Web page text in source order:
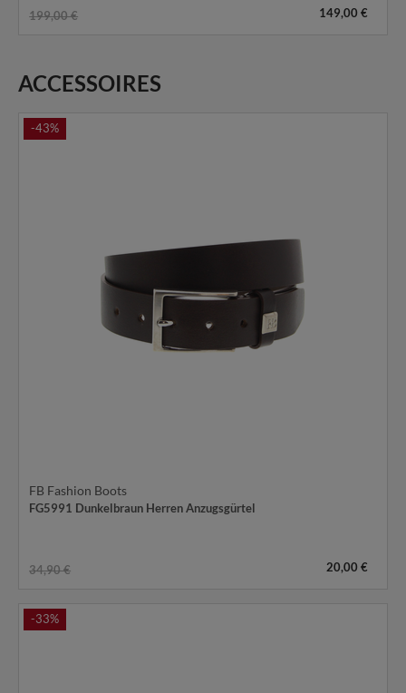
199,00 € 149,00 €
ACCESSOIRES
-43%
FB Fashion Boots
FG5991 Dunkelbraun Herren Anzugsgürtel
34,90 € 20,00 €
-33%